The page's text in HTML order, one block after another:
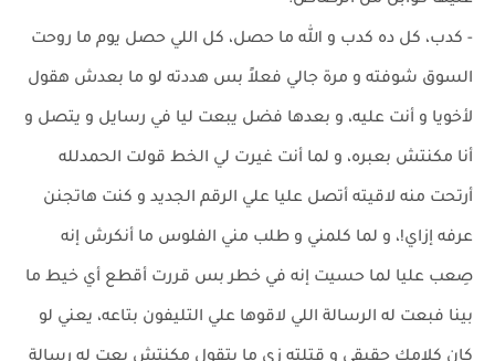
- كدب، كل ده كدب و الله ما حصل، كل اللي حصل يوم ما روحت
السوق شوفته و مرة جالي فعلاً بس هددته لو ما بعدش هقول
لأخويا و أنت عليه، و بعدها فضل يبعت ليا في رسايل و يتصل و
أنا مكنتش بعبره، و لما أنت غيرت لي الخط قولت الحمدلله
أرتحت منه لاقيته أتصل عليا علي الرقم الجديد و كنت هاتجنن
عرفه إزاي!، و لما كلمني و طلب مني الفلوس ما أنكرش إنه
صِعب عليا لما حسيت إنه في خطر بس قررت أقطع أي خيط ما
بينا فبعت له الرسالة اللي لاقوها علي التليفون بتاعه، يعني لو